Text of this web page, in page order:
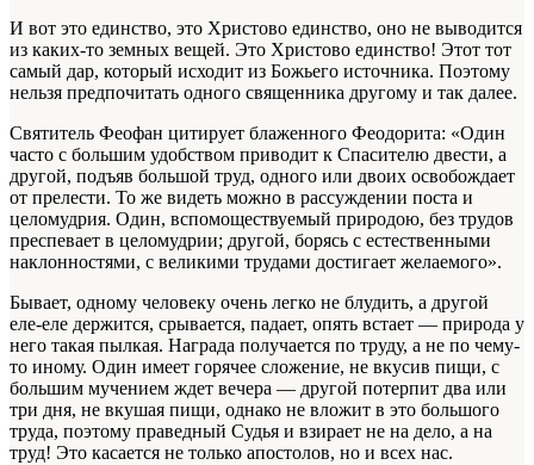
И вот это единство, это Христово единство, оно не выводится
из каких-то земных вещей. Это Христово единство! Этот тот
самый дар, который исходит из Божьего источника. Поэтому
нельзя предпочитать одного священника другому и так далее.
Святитель Феофан цитирует блаженного Феодорита: «Один
часто с большим удобством приводит к Спасителю двести, а
другой, подъяв большой труд, одного или двоих освобождает
от прелести. То же видеть можно в рассуждении поста и
целомудрия. Один, вспомоществуемый природою, без трудов
преспевает в целомудрии; другой, борясь с естественными
наклонностями, с великими трудами достигает желаемого».
Бывает, одному человеку очень легко не блудить, а другой
еле-еле держится, срывается, падает, опять встает — природа у
него такая пылкая. Награда получается по труду, а не по чему-
то иному. Один имеет горячее сложение, не вкусив пищи, с
большим мучением ждет вечера — другой потерпит два или
три дня, не вкушая пищи, однако не вложит в это большого
труда, поэтому праведный Судья и взирает не на дело, а на
труд! Это касается не только апостолов, но и всех нас.